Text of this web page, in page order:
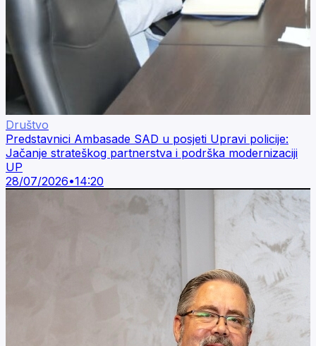
Društvo
Predstavnici Ambasade SAD u posjeti Upravi policije:
Jačanje strateškog partnerstva i podrška modernizaciji
UP
28/07/2026•14:20